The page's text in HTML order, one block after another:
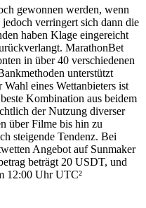
gewonnen werden, wenn
verringert sich dann die
haben Klage eingereicht
MarathonBet
in über 40 verschiedenen
unterstützt
eines Wettanbieters ist
beste Kombination aus beidem
der Nutzung diverser
über Filme bis hin zu
steigende Tendenz. Bei
Angebot auf Sunmaker
beträgt 20 USDT, und
12:00 Uhr UTC²